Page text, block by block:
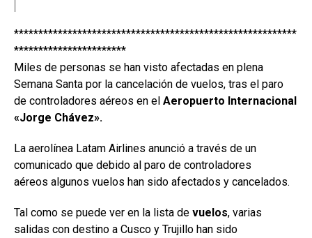
**********************************************************
***********************
Miles de personas se han visto afectadas en plena
Semana Santa por la cancelación de vuelos, tras el paro
de controladores aéreos en el Aeropuerto Internacional
«Jorge Chávez».
La aerolínea Latam Airlines anunció a través de un
comunicado que debido al paro de controladores
aéreos algunos vuelos han sido afectados y cancelados.
Tal como se puede ver en la lista de vuelos, varias
salidas con destino a Cusco y Trujillo han sido